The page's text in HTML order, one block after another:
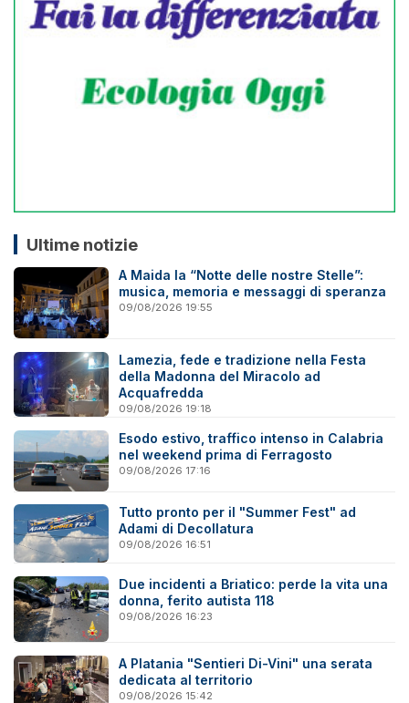
Ultime notizie
A Maida la “Notte delle nostre Stelle”:
musica, memoria e messaggi di speranza
09/08/2026 19:55
Lamezia, fede e tradizione nella Festa
della Madonna del Miracolo ad
Acquafredda
09/08/2026 19:18
Esodo estivo, traffico intenso in Calabria
nel weekend prima di Ferragosto
09/08/2026 17:16
Tutto pronto per il "Summer Fest" ad
Adami di Decollatura
09/08/2026 16:51
Due incidenti a Briatico: perde la vita una
donna, ferito autista 118
09/08/2026 16:23
A Platania "Sentieri Di-Vini" una serata
dedicata al territorio
09/08/2026 15:42